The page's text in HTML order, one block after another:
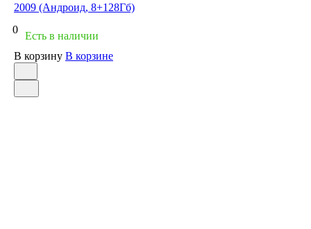
2009 (Андроид, 8+128Гб)
0
Есть в наличии
В корзину В корзине